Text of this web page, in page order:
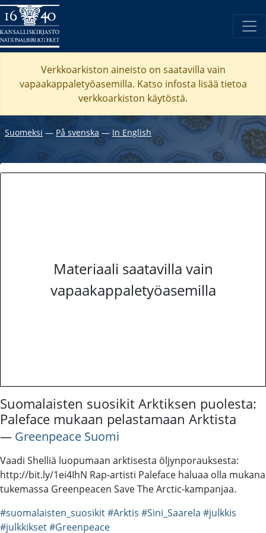
Verkkoarkiston aineisto on saatavilla vain
vapaakappaletyöasemilla. Katso infosta lisää tietoa
verkkoarkiston käytöstä.
Suomeksi ― På svenska ― In English
Materiaali saatavilla vain
vapaakappaletyöasemilla
Suomalaisten suosikit Arktiksen puolesta:
Paleface mukaan pelastamaan Arktista
― Greenpeace Suomi
Vaadi Shelliä luopumaan arktisesta öljynporauksesta:
http://bit.ly/1ei4IhN Rap-artisti Paleface haluaa olla mukana
tukemassa Greenpeacen Save The Arctic-kampanjaa.
#suomalaisten_suosikit#Arktis #Sini_Saarela #julkkis
#julkkikset#Greenpeace